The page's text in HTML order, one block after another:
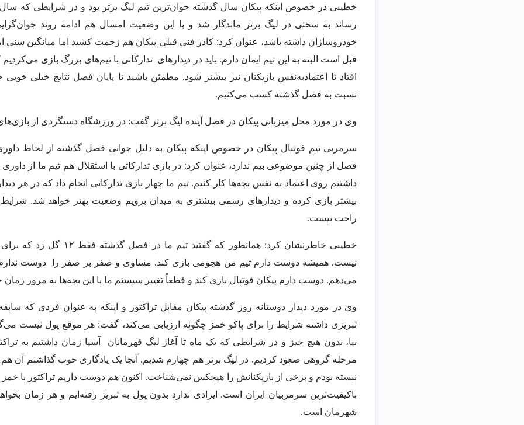
رساند به سختی در لیگ برتر ماندگار شد و با این وضعیت امسال هم ادامه روند
خودروسازان داشته باشد، عنوان کرد: کادر فنی قبلی پیکان هم زحمت کشید اما میانگین سنی
قبل است البته به این تیم ایمان دارم. باید در دیدارهای تدارکاتی با تیم‌های بزرگ بازی
افتاد تا اعتمادبه‌نفس بازیکنان نیز بیشتر شود. مطمئن باشید تا پایان فصل نتایج خیلی
نسبت به فصل گذشته کسب می‌کنیم.
وی در مورد محل میزبانی پیکان در فصل آینده لیگ برتر گفت: در ورزشگاه دستگردی از
سرمربی تیم فوتبال پیکان در خصوص اینکه پیکان به دلیل جوانی فصل گذشته از لحاظ
فصل از چنین موضوعی بیم ندارد، عنوان کرد: در بازی تدارکاتی با استقلال هم تیم ما از
داشتیم روی اعتماد به نفس بچه‌ها کار کنیم. تیم ما چهار بازی تدارکاتی انجام داد که در هر
بیشتر بازی کرده و دیدارهای رسمی بیشتری به میدان برویم وضعیت بهتر خواهد شد.
راحت نیست.
خطیبی خاطرنشان کرد: همانطور که
می‌دهم. دوست دارم پیکان فوتبال بازی کند و قطعاً تغییر سیستم ما با این بچه‌‌ها به مرور زمان
وی در مورد دیدار دوستانه روز گذشته پیکان مقابل تراکتور و اینکه به عنوان فردی که
تبریزی داشته شرایط را برای پاکو خمز چگونه ارزیابی می‌کند، گفت:‌ هر موقع پول نیست
بیا، بدون هیچ چیز و در شرایطی که یک ماه تا آغاز لیگ قهرمانان آسیا زمان داشتیم به
مرحله گروهی صعود کردیم. در لیگ برتر هم چهارم شدیم. آنجا یک یادگاری خوب گذاشتم آن
نبسته بودم و برخی از بازیکنانش را هیچکس نمی‌شناخت. اکنون هم دوست داریم تراکتور با خمز آن
باکیفیت‌ترین سرمربیان ایران است. ایرادی ندارد بدون پول به تبریز رفته‌ایم و هر زمان
شهرمان است.